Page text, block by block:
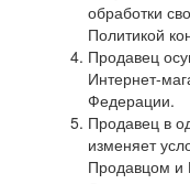
обработки
Политикой
Продавец
Интернет-
Федерации.
Продавец в
изменяет
Продавцом и